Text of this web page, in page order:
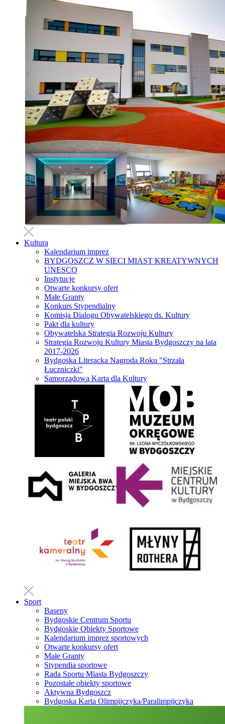
Kultura
Kalendarium imprez
BYDGOSZCZ W SIECI MIAST KREATYWNYCH
UNESCO
Instytucje
Otwarte konkursy ofert
Małe Granty
Konkurs Stypendialny
Komisja Dialogu Obywatelskiego ds. Kultury
Pakt dla kultury
Obywatelska Strategia Rozwoju Kultury
Strategia Rozwoju Kultury Miasta Bydgoszczy na lata
2017-2026
Bydgoska Literacka Nagroda Roku "Strzała
Łuczniczki"
Samorządowa Karta dla Kultury
Sport
Baseny
Bydgoskie Centrum Sportu
Bydgoskie Obiekty Sportowe
Kalendarium imprez sportowych
Otwarte konkursy ofert
Małe Granty
Stypendia sportowe
Rada Sportu Miasta Bydgoszczy
Pozostałe obiekty sportowe
Aktywna Bydgoszcz
Bydgoska Karta Olimpijczyka/Paralimpijczyka